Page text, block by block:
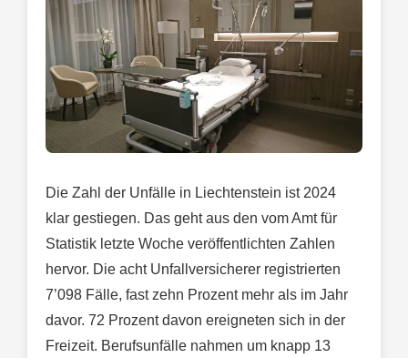
Die Zahl der Unfälle in Liechtenstein ist 2024
klar gestiegen. Das geht aus den vom Amt für
Statistik letzte Woche veröffentlichten Zahlen
hervor. Die acht Unfallversicherer registrierten
7’098 Fälle, fast zehn Prozent mehr als im Jahr
davor. 72 Prozent davon ereigneten sich in der
Freizeit. Berufsunfälle nahmen um knapp 13